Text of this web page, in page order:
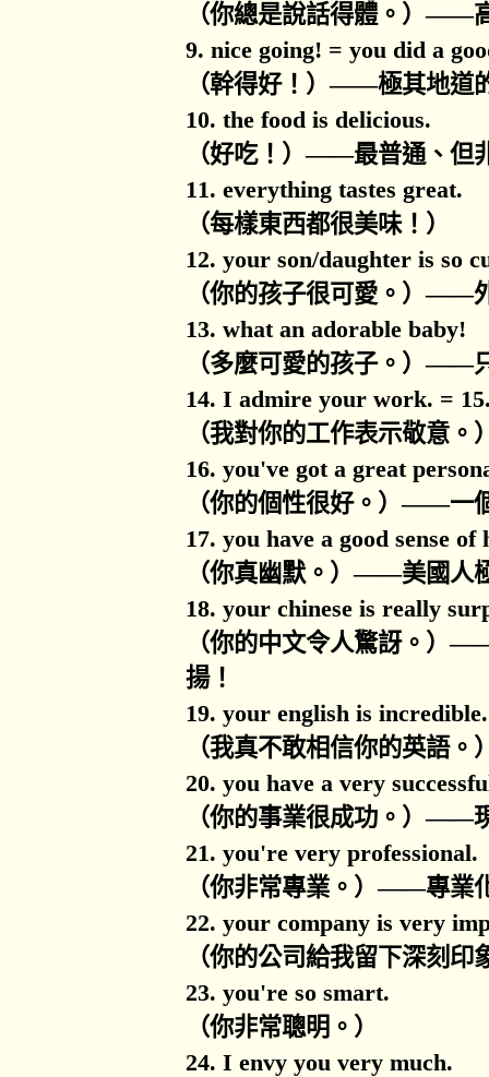
（你總是說話得體。）——
9. nice going! = you did a
（幹得好！）——極其地道
10. the food is delicious.
（好吃！）——最普通、但
11. everything tastes great.
（每樣東西都很美味！）
12. your son/daughter is so
（你的孩子很可愛。）——
13. what an adorable baby!
（多麼可愛的孩子。）——
14. I admire your work. =
（我對你的工作表示敬意。
16. you've got a great
（你的個性很好。）——一
17. you have a good sense of
（你真幽默。）——美國人
18. your chinese is really
（你的中文令人驚訝。）
揚！
19. your english is incredible.
（我真不敢相信你的英語。
20. you have a very
（你的事業很成功。）——
21. you're very professional.
（你非常專業。）——專業
22. your company is very
（你的公司給我留下深刻印
23. you're so smart.
（你非常聰明。）
24. I envy you very much.